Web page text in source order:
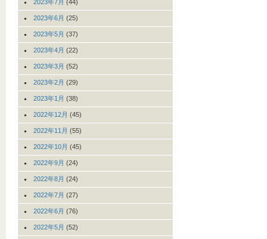
2023年7月 (44)
2023年6月 (25)
2023年5月 (37)
2023年4月 (22)
2023年3月 (52)
2023年2月 (29)
2023年1月 (38)
2022年12月 (45)
2022年11月 (55)
2022年10月 (45)
2022年9月 (24)
2022年8月 (24)
2022年7月 (27)
2022年6月 (76)
2022年5月 (52)